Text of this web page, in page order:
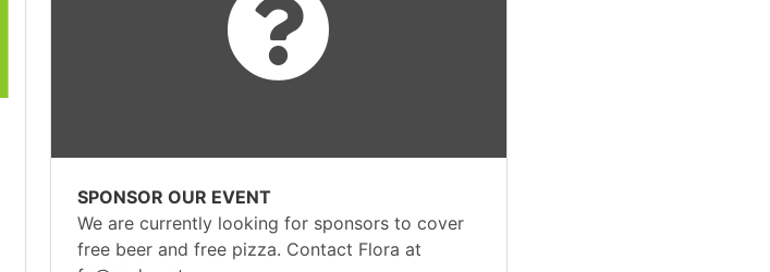
SPONSOR OUR EVENT
We are currently looking for sponsors to cover
free beer and free pizza. Contact Flora at